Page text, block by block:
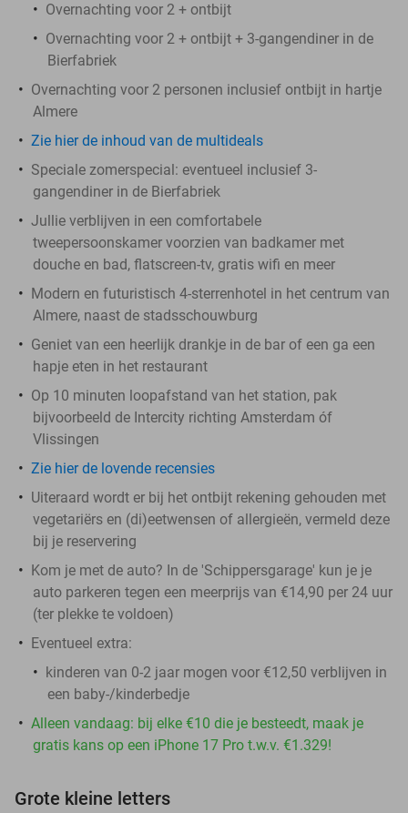
Overnachting voor 2 + ontbijt
Overnachting voor 2 + ontbijt + 3-gangendiner in de
Bierfabriek
Overnachting voor 2 personen inclusief ontbijt in hartje
Almere
Zie hier de inhoud van de multideals
Speciale zomerspecial: eventueel inclusief 3-
gangendiner in de Bierfabriek
Jullie verblijven in een comfortabele
tweepersoonskamer voorzien van badkamer met
douche en bad, flatscreen-tv, gratis wifi en meer
Modern en futuristisch 4-sterrenhotel in het centrum van
Almere, naast de stadsschouwburg
Geniet van een heerlijk drankje in de bar of een ga een
hapje eten in het restaurant
Op 10 minuten loopafstand van het station, pak
bijvoorbeeld de Intercity richting Amsterdam óf
Vlissingen
Zie hier de lovende recensies
Uiteraard wordt er bij het ontbijt rekening gehouden met
vegetariërs en (di)eetwensen of allergieën, vermeld deze
bij je reservering
Kom je met de auto? In de 'Schippersgarage' kun je je
auto parkeren tegen een meerprijs van €14,90 per 24 uur
(ter plekke te voldoen)
Eventueel extra:
kinderen van 0-2 jaar mogen voor €12,50 verblijven in
een baby-/kinderbedje
Alleen vandaag: bij elke €10 die je besteedt, maak je
gratis kans op een iPhone 17 Pro t.w.v. €1.329!
Grote kleine letters